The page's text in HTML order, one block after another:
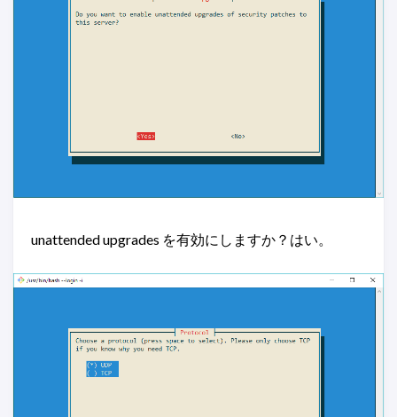
unattended upgrades を有効にしますか？はい。